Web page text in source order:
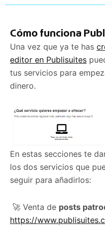
Cómo funciona
Una vez que ya te has
editor en Publisuites
tus servicios para
dinero.
En estas secciones te
los dos servicios que
seguir para añadirlos:
🚀 Venta de posts
https://